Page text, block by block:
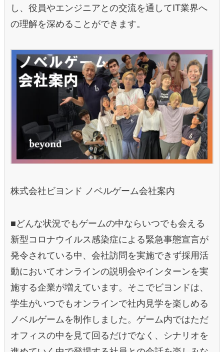
し、役員やエンジニアとの交流を通してIT業界へ
の理解を深めることができます。
株式会社ビヨンド ノベルゲーム会社案内
■どんな状況でもゲームの中ならいつでも会える
新型コロナウイルス感染症による緊急事態宣言が
発令されている中、会社訪問を実施できず採用活
動においてオンラインの説明会やインターンを実
施する企業が増えています。そこでビヨンドは、
学生がいつでもオンラインで社内見学を楽しめる
ノベルゲームを制作しました。ゲーム内ではただ
オフィスの中を見て回るだけでなく、シナリオを